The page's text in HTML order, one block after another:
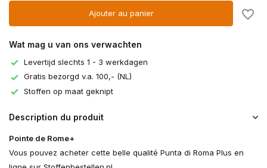
Ajouter au panier
Wat mag u van ons verwachten
Levertijd slechts 1 - 3 werkdagen
Gratis bezorgd v.a. 100,- (NL)
Stoffen op maat geknipt
Description du produit
Pointe de Rome+
Vous pouvez acheter cette belle qualité Punta di Roma Plus en